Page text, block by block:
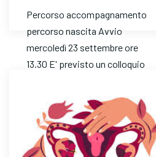
Percorso accompagnamento
percorso nascita Avvio
mercoledì 23 settembre ore
13.30 E' previsto un colloquio